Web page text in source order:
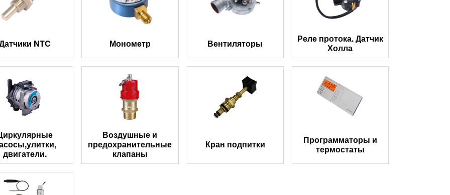
NTC Монометр Вентиляторы
Реле протока. Датчик
Холла
двигатели.
Воздушные и
предохранительные
клапаны
Кран подпитки
Программаторы и
термостаты